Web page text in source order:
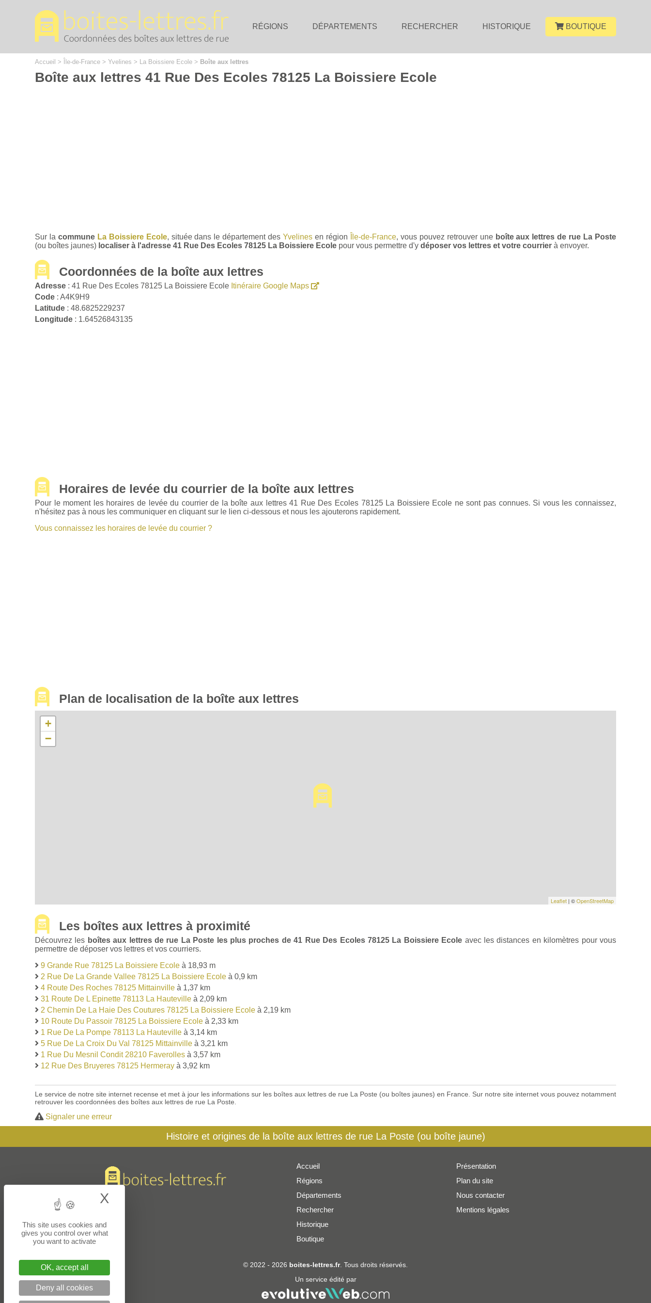
RÉGIONS DÉPARTEMENTS RECHERCHER HISTORIQUE BOUTIQUE
Accueil > Île-de-France > Yvelines > La Boissiere Ecole > Boîte aux lettres
Boîte aux lettres 41 Rue Des Ecoles 78125 La Boissiere Ecole
Sur la commune La Boissiere Ecole, située dans le département desYvelines en région Île-de-France, vous pouvez retrouver une boîte aux lettres de rue La Poste
(ou boîtes jaunes) localiser à l'adresse 41 Rue Des Ecoles 78125 La Boissiere Ecole pour vous permettre d'y déposer vos lettres et votre courrier à envoyer.
Coordonnées de la boîte aux lettres
Adresse : 41 Rue Des Ecoles 78125 La Boissiere Ecole Itinéraire Google Maps
Code : A4K9H9
Latitude : 48.6825229237
Longitude : 1.64526843135
Horaires de levée du courrier de la boîte aux lettres
Pour le moment les horaires de levée du courrier de la boîte aux lettres 41 Rue Des Ecoles 78125 La Boissiere Ecole ne sont pas connues. Si vous les connaissez,
n'hésitez pas à nous les communiquer en cliquant sur le lien ci-dessous et nous les ajouterons rapidement.
Vous connaissez les horaires de levée du courrier ?
Plan de localisation de la boîte aux lettres
+
−
Leaflet | ©OpenStreetMap
Les boîtes aux lettres à proximité
Découvrez les boîtes aux lettres de rue La Poste les plus proches de 41 Rue Des Ecoles 78125 La Boissiere Ecole avec les distances en kilomètres pour vous
permettre de déposer vos lettres et vos courriers.
9 Grande Rue 78125 La Boissiere Ecole à 18,93 m
2 Rue De La Grande Vallee 78125 La Boissiere Ecole à 0,9 km
4 Route Des Roches 78125 Mittainville à 1,37 km
31 Route De L Epinette 78113 La Hauteville à 2,09 km
2 Chemin De La Haie Des Coutures 78125 La Boissiere Ecole à 2,19 km
10 Route Du Passoir 78125 La Boissiere Ecole à 2,33 km
1 Rue De La Pompe 78113 La Hauteville à 3,14 km
5 Rue De La Croix Du Val 78125 Mittainville à 3,21 km
1 Rue Du Mesnil Condit 28210 Faverolles à 3,57 km
12 Rue Des Bruyeres 78125 Hermeray à 3,92 km
Le service de notre site internet recense et met à jour les informations sur les boîtes aux lettres de rue La Poste (ou boîtes jaunes) en France. Sur notre site internet vous pouvez notamment
retrouver les coordonnées des boîtes aux lettres de rue La Poste.
Signaler une erreur
Histoire et origines de la boîte aux lettres de rue La Poste (ou boîte jaune)
Accueil
Régions
Départements
Rechercher
Historique
Boutique
Présentation
Plan du site
Nous contacter
Mentions légales
© 2022 - 2026 boites-lettres.fr. Tous droits réservés.
Un service édité par
This site uses cookies and
gives you control over what
you want to activate
OK, accept all
Deny all cookies
X